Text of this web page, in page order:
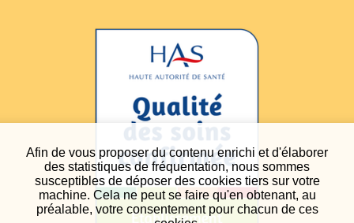
Afin de vous proposer du contenu enrichi et d'élaborer
des statistiques de fréquentation, nous sommes
susceptibles de déposer des cookies tiers sur votre
machine. Cela ne peut se faire qu'en obtenant, au
préalable, votre consentement pour chacun de ces